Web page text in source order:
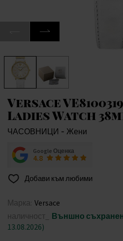
Versace
Ladies Watch
ЧАСОВНИЦИ - Жени
Google Оценка
4.8
Добави към любими
Марка: Versace
наличност_
Външно
13.08.2026)